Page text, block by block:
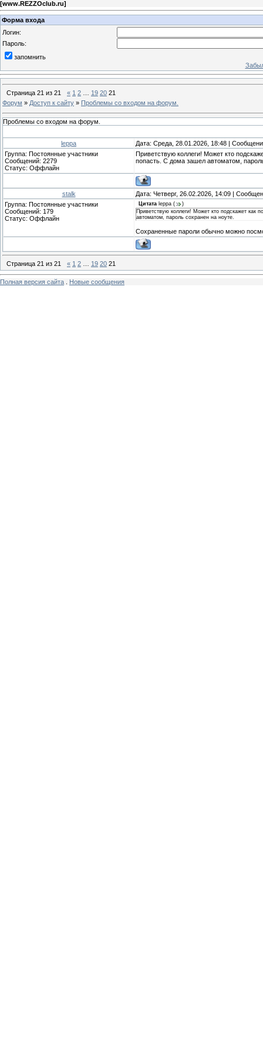
[www.REZZOclub.ru]
Форма входа
Логин:
Пароль:
запомнить
Страница 21 из 21 « 1 2 19 20 21
Форум » Доступ к сайту » Проблемы со входом на форум.
Проблемы со входом на форум.
leppa
Дата: Среда, 28.01.2026, 18:48 |
Группа: Постоянные участники
Сообщений: 2279
Статус: Оффлайн
Приветствую коллеги! Может кто
попасть. С дома зашел автоматом,
stalk
Дата: Четверг, 26.02.2026, 14:09 |
Группа: Постоянные участники
Сообщений: 179
Статус: Оффлайн
Цитата leppa (
)
Приветствую коллеги! Может кто подскажет как
автоматом, пароль сохранен на ноуте.
Сохраненные пароли обычно можно
Страница 21 из 21 « 1 2 19 20 21
Полная версия сайта Новые сообщения